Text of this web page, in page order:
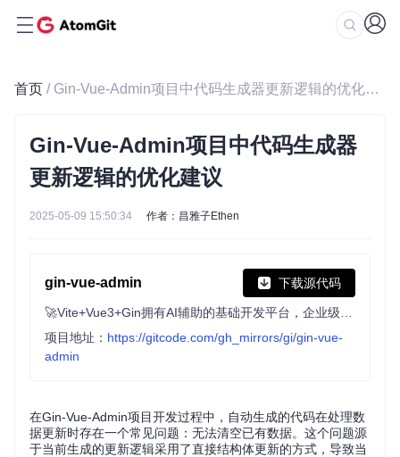
首页 / Gin-Vue-Admin项目中代码生成器更新逻辑的优化建议
Gin-Vue-Admin项目中代码生成器
更新逻辑的优化建议
2025-05-09 15:50:34 作者：昌雅子Ethen
gin-vue-admin 下载源代码
项目地址： https://gitcode.com/gh_mirrors/gi/gin-vue-
admin
在Gin-Vue-Admin项目开发过程中，自动生成的代码在处理数
据更新时存在一个常见问题：无法清空已有数据。这个问题源
于当前生成的更新逻辑采用了直接结构体更新的方式，导致当